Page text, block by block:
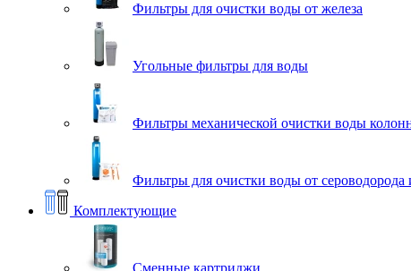
Фильтры для очистки воды от железа
Угольные фильтры для воды
Фильтры механической очистки воды
Фильтры для очистки воды от сероводорода
Комплектующие
Сменные картриджи